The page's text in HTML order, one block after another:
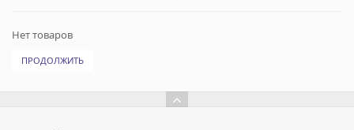
Кроме этого, за счет удлинения весел, использования
итальянских клапанов Bravo и дополнительного бронирования
Нет товаров
ПРОДОЛЖИТЬ